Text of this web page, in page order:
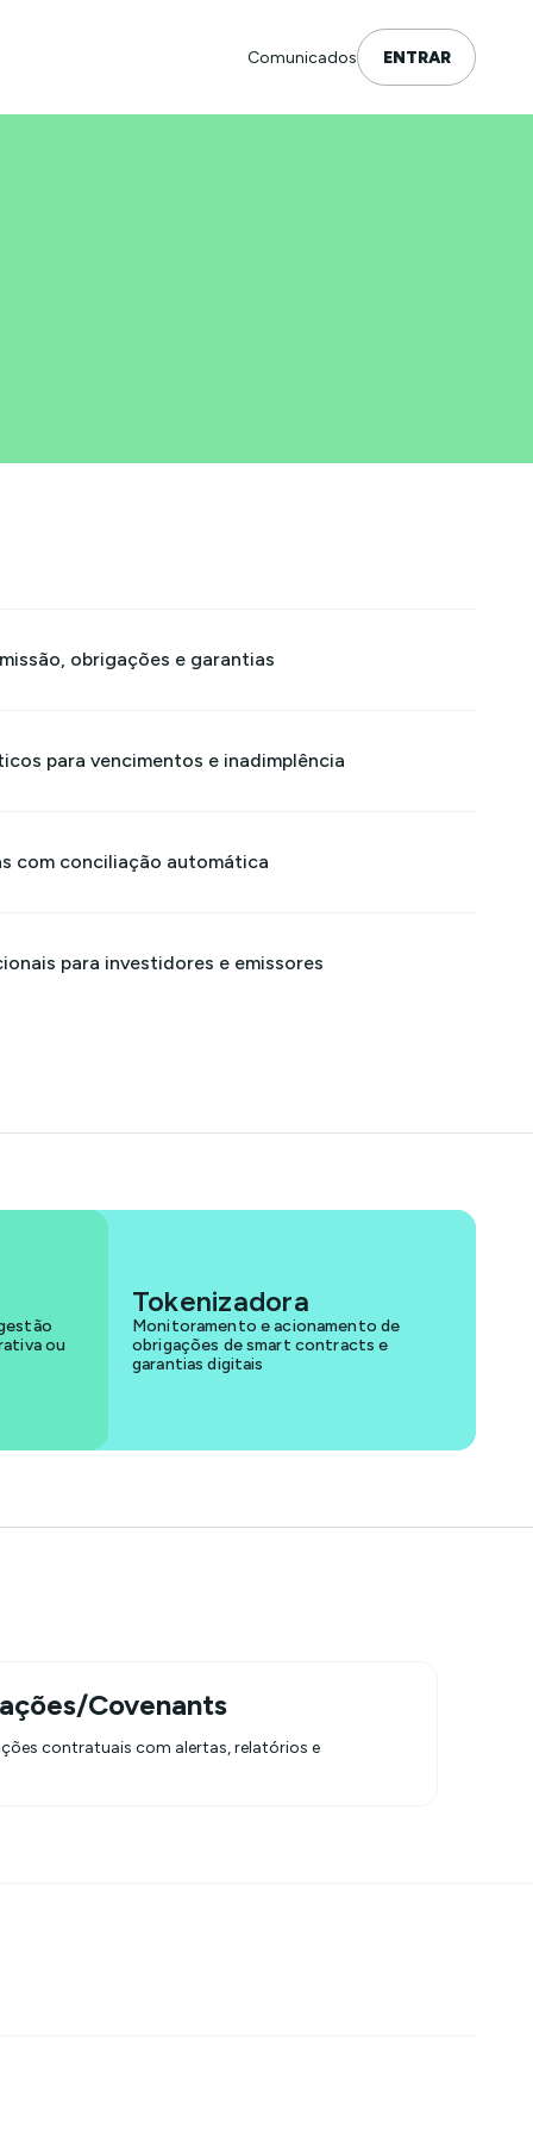
Comunicados ENTRAR
obrigações e garantias
para vencimentos e inadimplência
com conciliação automática
para investidores e emissores
ou
Tokenizadora
Monitoramento e acionamento de
obrigações de smart contracts e
garantias digitais
Covenants
contratuais com alertas, relatórios e